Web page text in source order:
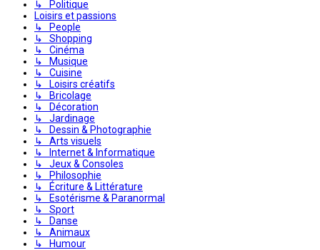
↳ Politique
Loisirs et passions
↳ People
↳ Shopping
↳ Cinéma
↳ Musique
↳ Cuisine
↳ Loisirs créatifs
↳ Bricolage
↳ Décoration
↳ Jardinage
↳ Dessin & Photographie
↳ Arts visuels
↳ Internet & Informatique
↳ Jeux & Consoles
↳ Philosophie
↳ Écriture & Littérature
↳ Esotérisme & Paranormal
↳ Sport
↳ Danse
↳ Animaux
↳ Humour